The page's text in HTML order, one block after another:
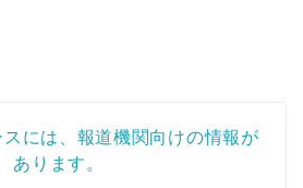
には、報道機関向けの情報が
あります。